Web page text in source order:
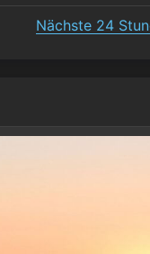
Nächste 24